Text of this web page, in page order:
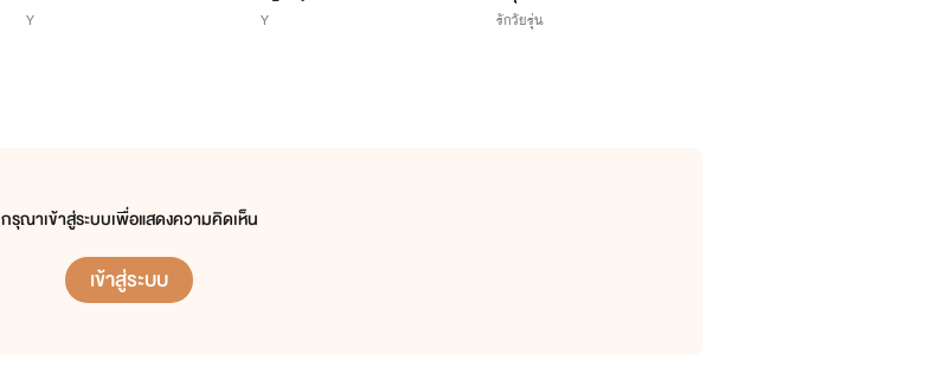
ปลื้มพี่บาสมากก รักลูแปงที่สุด
Y
Y
รักวัยรุ่น
กรุณาเข้าสู่ระบบเพื่อแสดงความคิดเห็น
เข้าสู่ระบบ